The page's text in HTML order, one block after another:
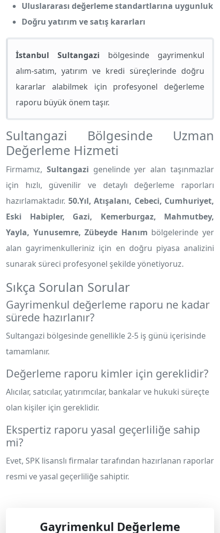
Uluslararası değerleme standartlarına uygunluk
Doğru yatırım ve satış kararları
İstanbul Sultangazi bölgesinde gayrimenkul
alım-satım, yatırım ve kredi süreçlerinde doğru
kararlar alabilmek için profesyonel değerleme
raporu büyük önem taşır.
Sultangazi Bölgesinde Uzman
Değerleme Hizmeti
Firmamız, Sultangazi genelinde yer alan taşınmazlar
için hızlı, güvenilir ve detaylı değerleme raporları
hazırlamaktadır. 50.Yıl, Atışalanı, Cebeci, Cumhuriyet,
Eski Habipler, Gazi, Kemerburgaz, Mahmutbey,
Yayla, Yunusemre, Zübeyde Hanım bölgelerinde yer
alan gayrimenkulleriniz için en doğru piyasa analizini
sunarak süreci profesyonel şekilde yönetiyoruz.
Sıkça Sorulan Sorular
Gayrimenkul değerleme raporu ne kadar
sürede hazırlanır?
Sultangazi bölgesinde genellikle 2-5 iş günü içerisinde
tamamlanır.
Değerleme raporu kimler için gereklidir?
Alıcılar, satıcılar, yatırımcılar, bankalar ve hukuki süreçte
olan kişiler için gereklidir.
Ekspertiz raporu yasal geçerliliğe sahip
mi?
Evet, SPK lisanslı firmalar tarafından hazırlanan raporlar
resmi ve yasal geçerliliğe sahiptir.
Gayrimenkul Değerleme